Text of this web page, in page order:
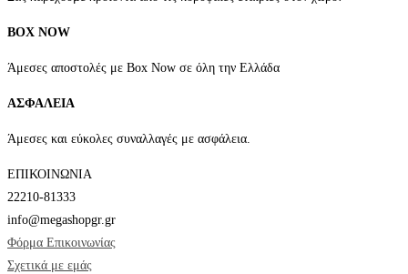
BOX NOW
Άμεσες αποστολές με Box Now σε όλη την Ελλάδα
ΑΣΦΑΛΕΙΑ
Άμεσες και εύκολες συναλλαγές με ασφάλεια.
ΕΠΙΚΟΙΝΩΝΙΑ
22210-81333
info@megashopgr.gr
Φόρμα Επικοινωνίας
Σχετικά με εμάς